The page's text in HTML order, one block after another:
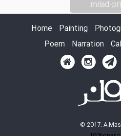
milad-
Home
Painting
Poem
Narration
© 2017,